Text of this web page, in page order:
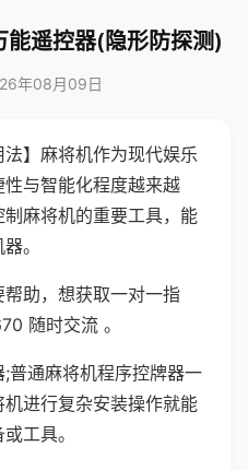
遥控器(隐形防探测)
年08月09日
法】麻将机作为现代娱乐
与智能化程度越来越
麻将机的重要工具，能
。
助，想获取一对一指
随时交流 。
普通麻将机程序控牌器一
进行复杂安装操作就能
工具。